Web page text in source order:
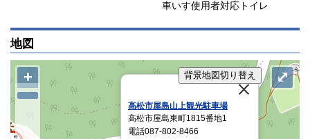
車いす使用者対応トイレ
地図
背景地図切り替え
高松市屋島山上観光駐車場
高松市屋島東町1815番地1
電話087-802-8466
+ ⤢